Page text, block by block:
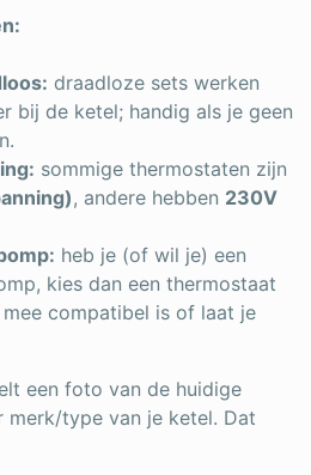
draadloze sets werken
bij de ketel; handig als je geen
sommige thermostaten zijn
, andere hebben 230V
heb je (of wil je) een
kies dan een thermostaat
compatibel is of laat je
een foto van de huidige
merk/type van je ketel. Dat